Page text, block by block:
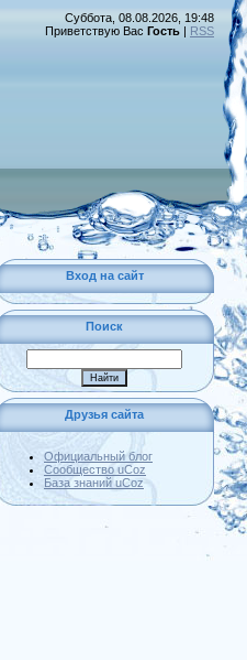
Суббота, 08.08.2026, 19:48
Приветствую Вас Гость | RSS
Вход на сайт
Поиск
Друзья сайта
Официальный блог
Сообщество uCoz
База знаний uCoz